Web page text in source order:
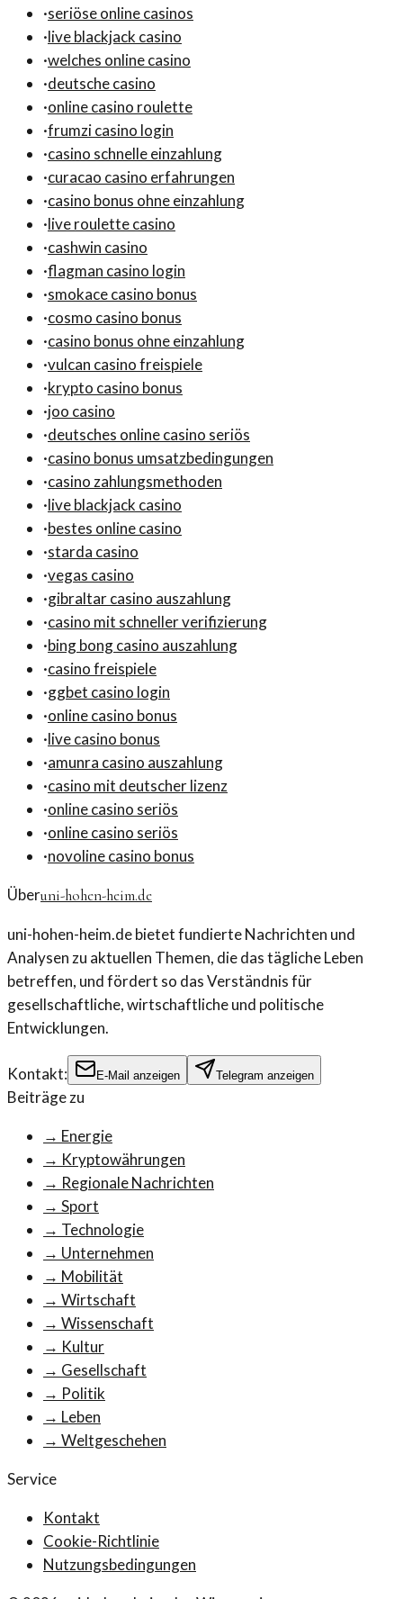
·seriöse online casinos
·live blackjack casino
·welches online casino
·deutsche casino
·online casino roulette
·frumzi casino login
·casino schnelle einzahlung
·curacao casino erfahrungen
·casino bonus ohne einzahlung
·live roulette casino
·cashwin casino
·flagman casino login
·smokace casino bonus
·cosmo casino bonus
·casino bonus ohne einzahlung
·vulcan casino freispiele
·krypto casino bonus
·joo casino
·deutsches online casino seriös
·casino bonus umsatzbedingungen
·casino zahlungsmethoden
·live blackjack casino
·bestes online casino
·starda casino
·vegas casino
·gibraltar casino auszahlung
·casino mit schneller verifizierung
·bing bong casino auszahlung
·casino freispiele
·ggbet casino login
·online casino bonus
·live casino bonus
·amunra casino auszahlung
·casino mit deutscher lizenz
·online casino seriös
·online casino seriös
·novoline casino bonus
Überuni-hohen-heim.de
uni-hohen-heim.de bietet fundierte Nachrichten und
Analysen zu aktuellen Themen, die das tägliche Leben
betreffen, und fördert so das Verständnis für
gesellschaftliche, wirtschaftliche und politische
Entwicklungen.
Kontakt: E-Mail anzeigen Telegram anzeigen
Beiträge zu
→ Energie
→ Kryptowährungen
→ Regionale Nachrichten
→ Sport
→ Technologie
→ Unternehmen
→ Mobilität
→ Wirtschaft
→ Wissenschaft
→ Kultur
→ Gesellschaft
→ Politik
→ Leben
→ Weltgeschehen
Service
Kontakt
Cookie-Richtlinie
Nutzungsbedingungen